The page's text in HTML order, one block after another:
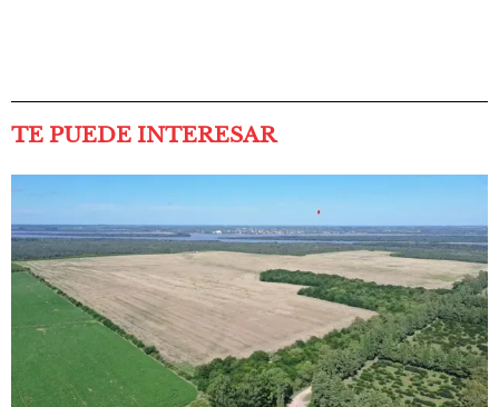
TE PUEDE INTERESAR